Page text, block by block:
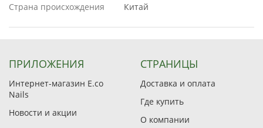
Страна происхождения
Китай
ПРИЛОЖЕНИЯ
Интернет-магазин E.co
Nails
Новости и акции
СТРАНИЦЫ
Доставка и оплата
Где купить
О компании